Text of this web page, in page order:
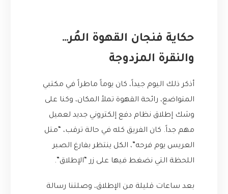
حكاية فنجان القهوة المُر…
والنقرة المزدوجة
أذكر ذلك اليوم جيداً، كان يوماً ماطراً في مكتبي
المتواضع، رائحة القهوة تملأ المكان، وكنا على
وشك إطلاق نظام دفع إلكتروني جديد لعميل
مهم جداً. كان الفريق كله في حالة ترقب، “متل
العريس يوم فرحه”، الكل ينتظر بفارغ الصبر
اللحظة التي نضغط فيها على زر “الإطلاق”.
بعد ساعات قليلة من الإطلاق، وصلتنا رسالة